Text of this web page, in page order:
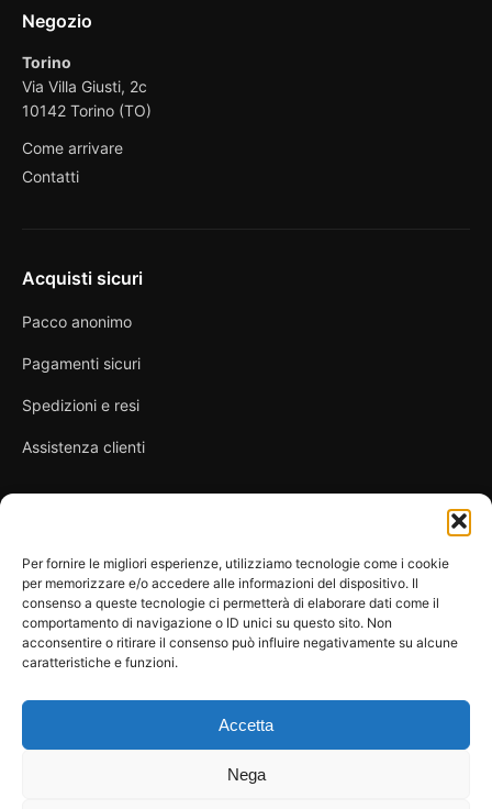
Per fornire le migliori esperienze, utilizziamo tecnologie come i cookie
per memorizzare e/o accedere alle informazioni del dispositivo. Il
consenso a queste tecnologie ci permetterà di elaborare dati come il
comportamento di navigazione o ID unici su questo sito. Non
acconsentire o ritirare il consenso può influire negativamente su alcune
caratteristiche e funzioni.
Accetta
Nega
Negozio
Torino
Via Villa Giusti, 2c
10142 Torino (TO)
Come arrivare
Contatti
Acquisti sicuri
Pacco anonimo
Pagamenti sicuri
Spedizioni e resi
Assistenza clienti
Privacy Policy
Condizioni di vendita